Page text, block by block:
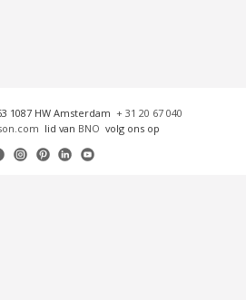
1087 HW Amsterdam + 31 20 67 040
lid van BNO volg ons op